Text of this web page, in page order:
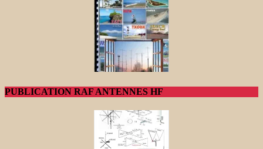
PUBLICATION RAF ANTENNES HF